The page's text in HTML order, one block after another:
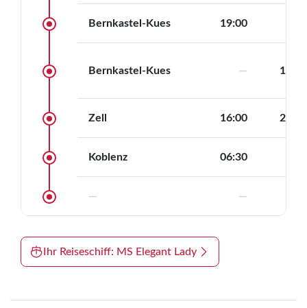
Bernkastel-Kues 19:00
Bernkastel-Kues — 11:30
Zell 16:00 20:00
Koblenz 06:30
— —
Ihr Reiseschiff: MS Elegant Lady
Dusche/WC
Deckpläne
Sonnendeck